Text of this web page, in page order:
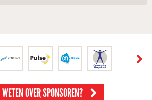
OVER SPONSOREN?